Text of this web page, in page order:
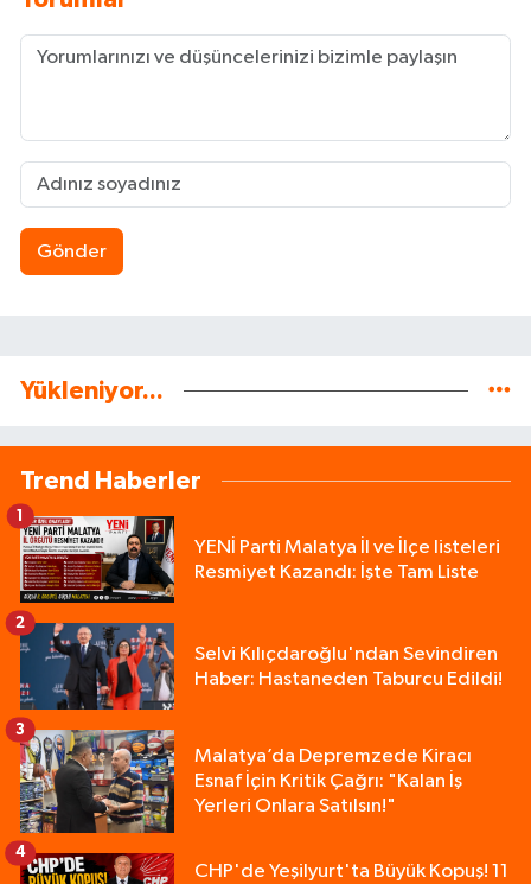
Gönder
Yükleniyor...
Trend Haberler
YENİ Parti Malatya İl ve İlçe listeleri
Resmiyet Kazandı: İşte Tam Liste
1
Selvi Kılıçdaroğlu'ndan Sevindiren
Haber: Hastaneden Taburcu Edildi!
2
Malatya’da Depremzede Kiracı
Esnaf İçin Kritik Çağrı: "Kalan İş
Yerleri Onlara Satılsın!"
3
CHP'de Yeşilyurt'ta Büyük Kopuş! 11
4